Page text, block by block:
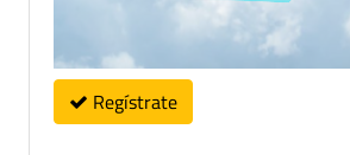
Regístrate